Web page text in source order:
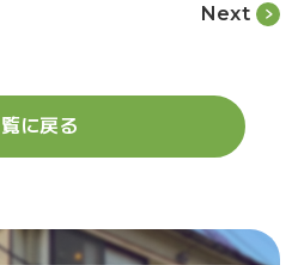
Next
に戻る